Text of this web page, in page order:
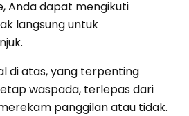
Anda dapat mengikuti
langsung untuk
di atas, yang terpenting
waspada, terlepas dari
panggilan atau tidak.